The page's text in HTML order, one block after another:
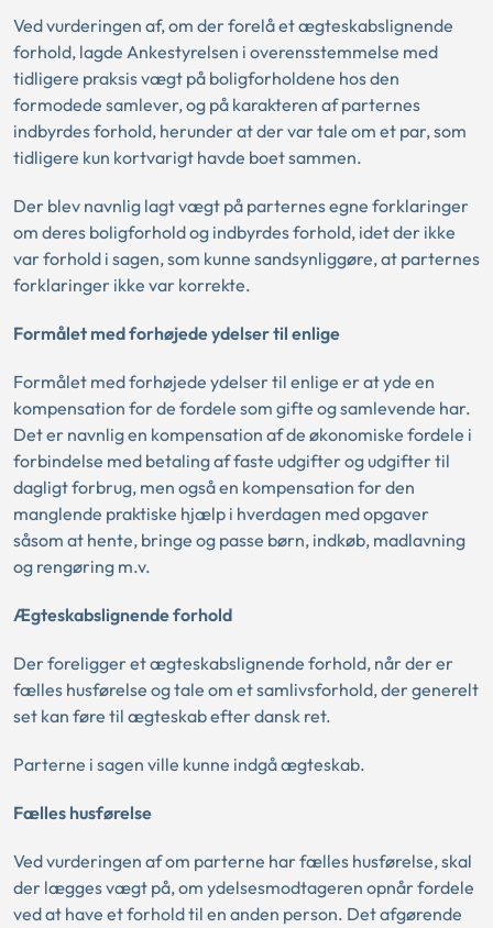
Ved vurderingen af, om der forelå et ægteskabslignende
forhold, lagde Ankestyrelsen i overensstemmelse med
tidligere praksis vægt på boligforholdene hos den
formodede samlever, og på karakteren af parternes
indbyrdes forhold, herunder at der var tale om et par, som
tidligere kun kortvarigt havde boet sammen.
Der blev navnlig lagt vægt på parternes egne forklaringer
om deres boligforhold og indbyrdes forhold, idet der ikke
var forhold i sagen, som kunne sandsynliggøre, at parternes
forklaringer ikke var korrekte.
Formålet med forhøjede ydelser til enlige
Formålet med forhøjede ydelser til enlige er at yde en
kompensation for de fordele som gifte og samlevende har.
Det er navnlig en kompensation af de økonomiske fordele i
forbindelse med betaling af faste udgifter og udgifter til
dagligt forbrug, men også en kompensation for den
manglende praktiske hjælp i hverdagen med opgaver
såsom at hente, bringe og passe børn, indkøb, madlavning
og rengøring m.v.
Ægteskabslignende forhold
Der foreligger et ægteskabslignende forhold, når der er
fælles husførelse og tale om et samlivsforhold, der generelt
set kan føre til ægteskab efter dansk ret.
Parterne i sagen ville kunne indgå ægteskab.
Fælles husførelse
Ved vurderingen af om parterne har fælles husførelse, skal
der lægges vægt på, om ydelsesmodtageren opnår fordele
ved at have et forhold til en anden person. Det afgørende